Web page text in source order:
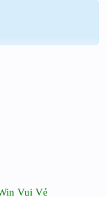
Vui Vẻ